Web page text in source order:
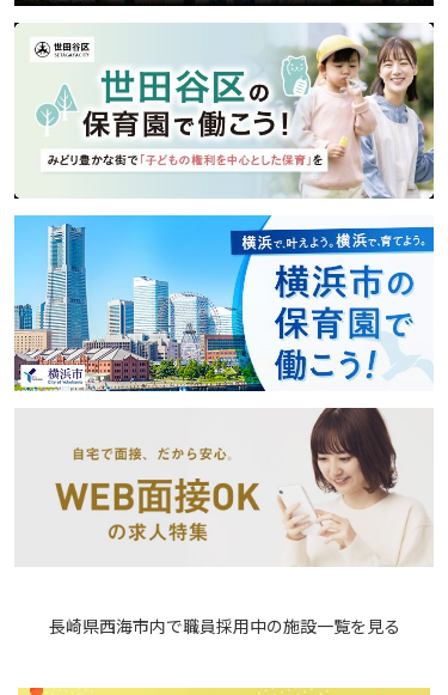
長崎県西海市内で職員採用中の施設一覧を見る